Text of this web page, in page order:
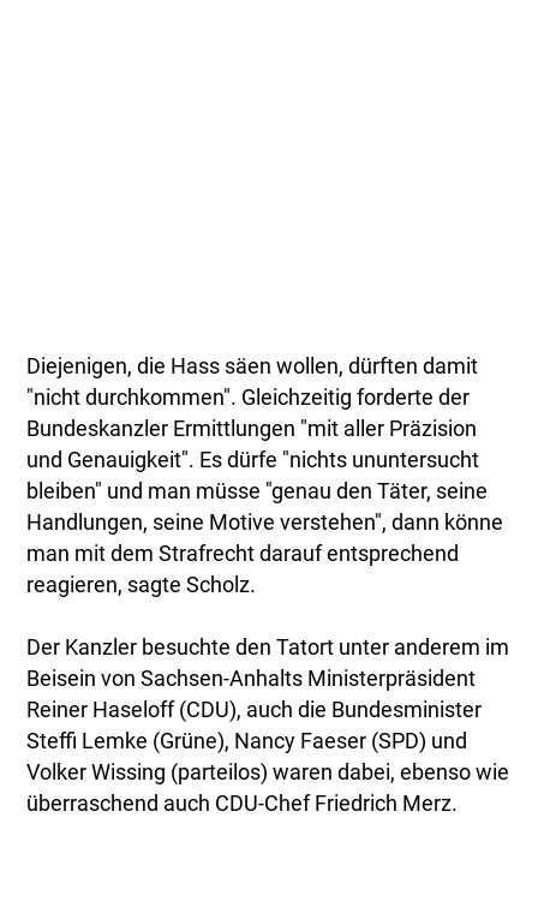
Diejenigen, die Hass säen wollen, dürften damit
"nicht durchkommen". Gleichzeitig forderte der
Bundeskanzler Ermittlungen "mit aller Präzision
und Genauigkeit". Es dürfe "nichts ununtersucht
bleiben" und man müsse "genau den Täter, seine
Handlungen, seine Motive verstehen", dann könne
man mit dem Strafrecht darauf entsprechend
reagieren, sagte Scholz.
Der Kanzler besuchte den Tatort unter anderem im
Beisein von Sachsen-Anhalts Ministerpräsident
Reiner Haseloff (CDU), auch die Bundesminister
Steffi Lemke (Grüne), Nancy Faeser (SPD) und
Volker Wissing (parteilos) waren dabei, ebenso wie
überraschend auch CDU-Chef Friedrich Merz.